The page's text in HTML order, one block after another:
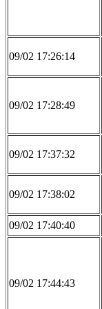
09/02 17:26:14
09/02 17:28:49
09/02 17:37:32
09/02 17:38:02
09/02 17:40:40
09/02 17:44:43